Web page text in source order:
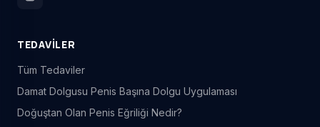
TEDAVILER
Tüm Tedaviler
Damat Dolgusu Penis Başına Dolgu Uygulaması
Doğuştan Olan Penis Eğriliği Nedir?